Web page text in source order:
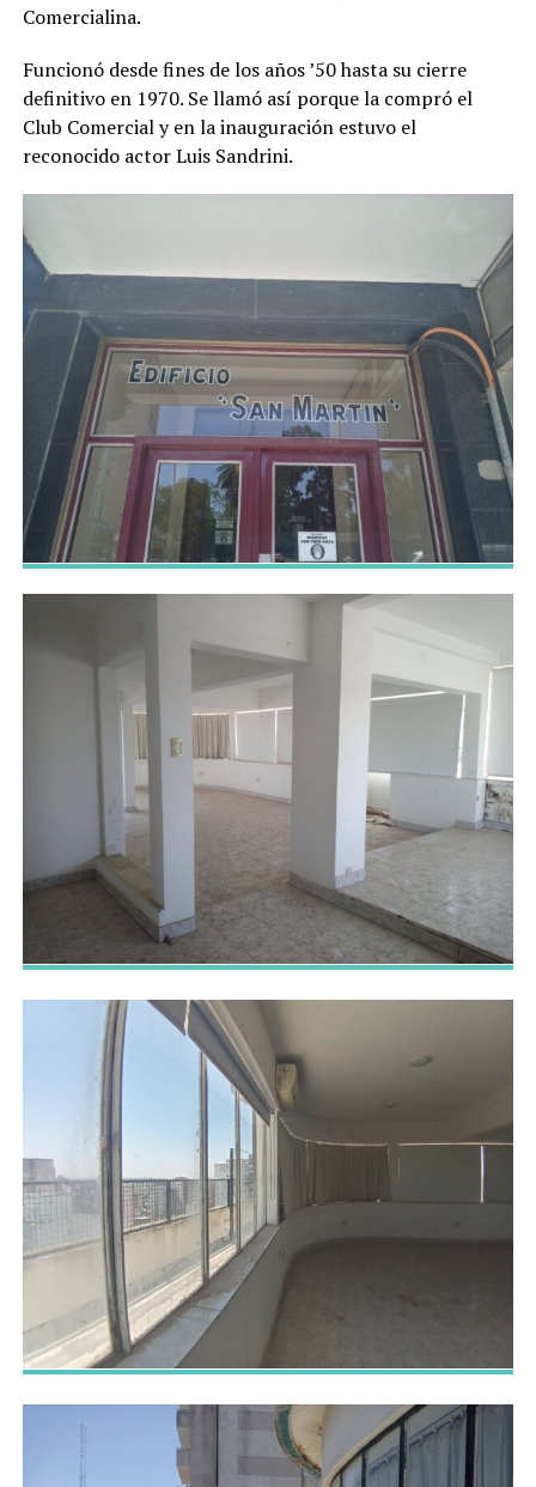
Comercialina.
Funcionó desde fines de los años ’50 hasta su cierre
definitivo en 1970. Se llamó así porque la compró el
Club Comercial y en la inauguración estuvo el
reconocido actor Luis Sandrini.